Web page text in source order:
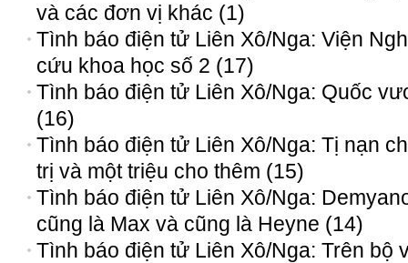
và các đơn vị khác (1)
Tình báo điện tử Liên Xô/Nga: Viện
cứu khoa học số 2 (17)
Tình báo điện tử Liên Xô/Nga: Quốc
(16)
Tình báo điện tử Liên Xô/Nga: Tị nạn
trị và một triệu cho thêm (15)
Tình báo điện tử Liên Xô/Nga:
cũng là Max và cũng là Heyne (14)
Tình báo điện tử Liên Xô/Nga: Trên bộ